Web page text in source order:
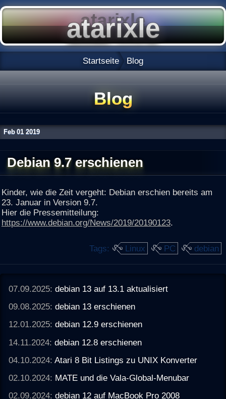
Startseite Blog
Blog
Feb 01 2019
Debian 9.7 erschienen
Kinder, wie die Zeit vergeht: Debian erschien bereits am
23. Januar in Version 9.7.
Hier die Pressemitteilung:
https://www.debian.org/News/2019/20190123.
Tags: Linux PC debian
07.09.2025:debian 13 auf 13.1 aktualisiert
09.08.2025:debian 13 erschienen
12.01.2025:debian 12.9 erschienen
14.11.2024:debian 12.8 erschienen
04.10.2024:Atari 8 Bit Listings zu UNIX Konverter
02.10.2024: MATE und die Vala-Global-Menubar
02.09.2024:debian 12 auf MacBook Pro 2008